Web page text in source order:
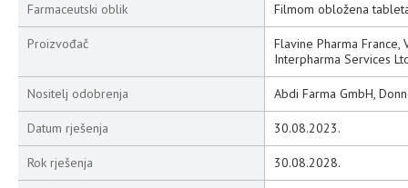
Farmaceutski oblik Filmom obložena
Proizvođač
Flavine Pharma France,
Interpharma Services
Nositelj odobrenja Abdi Farma GmbH,
Datum rješenja 30.08.2023.
Rok rješenja 30.08.2028.